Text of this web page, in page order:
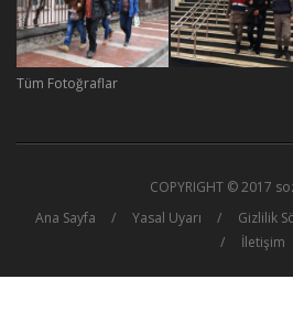
Tüm Fotoğraflar
COPYRIGHT © 2017
Ana Sayfa
Yasal Uyarı Gizlilik
İletişim